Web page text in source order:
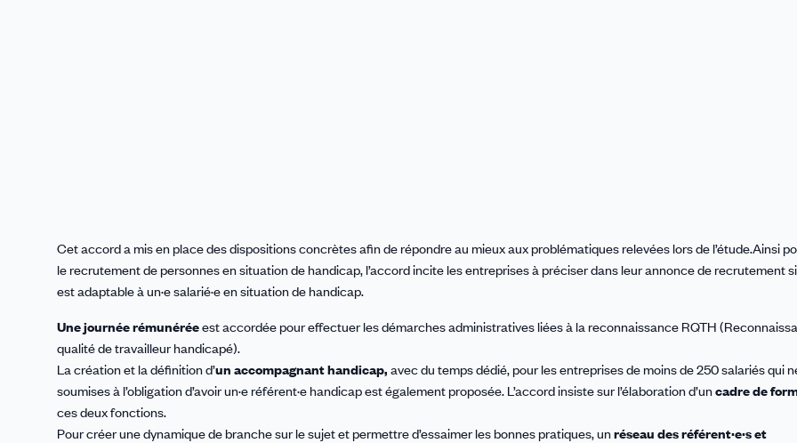
Cet accord a mis en place des dispositions concrètes afin de répondre au mieux aux problématiques relevées lors de l’étude.Ainsi
le recrutement de personnes en situation de handicap, l’accord incite les entreprises à préciser dans leur annonce de recrutement
est adaptable à un·e salarié·e en situation de handicap.
Une journée rémunéréeest accordée pour effectuer les démarches administratives liées à la reconnaissance RQTH
qualité de travailleur handicapé).
La création et la définition d’un accompagnant handicap, avec du temps dédié, pour les entreprises de moins de 250 salariés qui
soumises à l’obligation d’avoir un·e référent·e handicap est également proposée. L’accord insiste sur l’élaboration d’uncadre de
ces deux fonctions.
Pour créer une dynamique de branche sur le sujet et permettre d’essaimer les bonnes pratiques, unréseau des référent·e·s et